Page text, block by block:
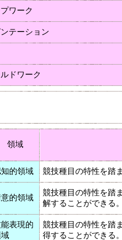
ワーク
テーション
ドワーク
領域
的領域 競技種目の特性を踏
的領域
競技種目の特性を踏
解することができる
表現的
競技種目の特性を踏
得することができる